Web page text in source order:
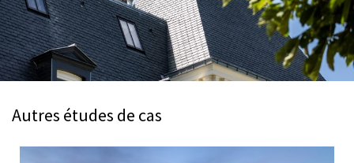
Autres études de cas